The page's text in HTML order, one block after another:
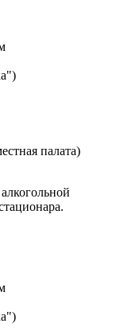
палата)